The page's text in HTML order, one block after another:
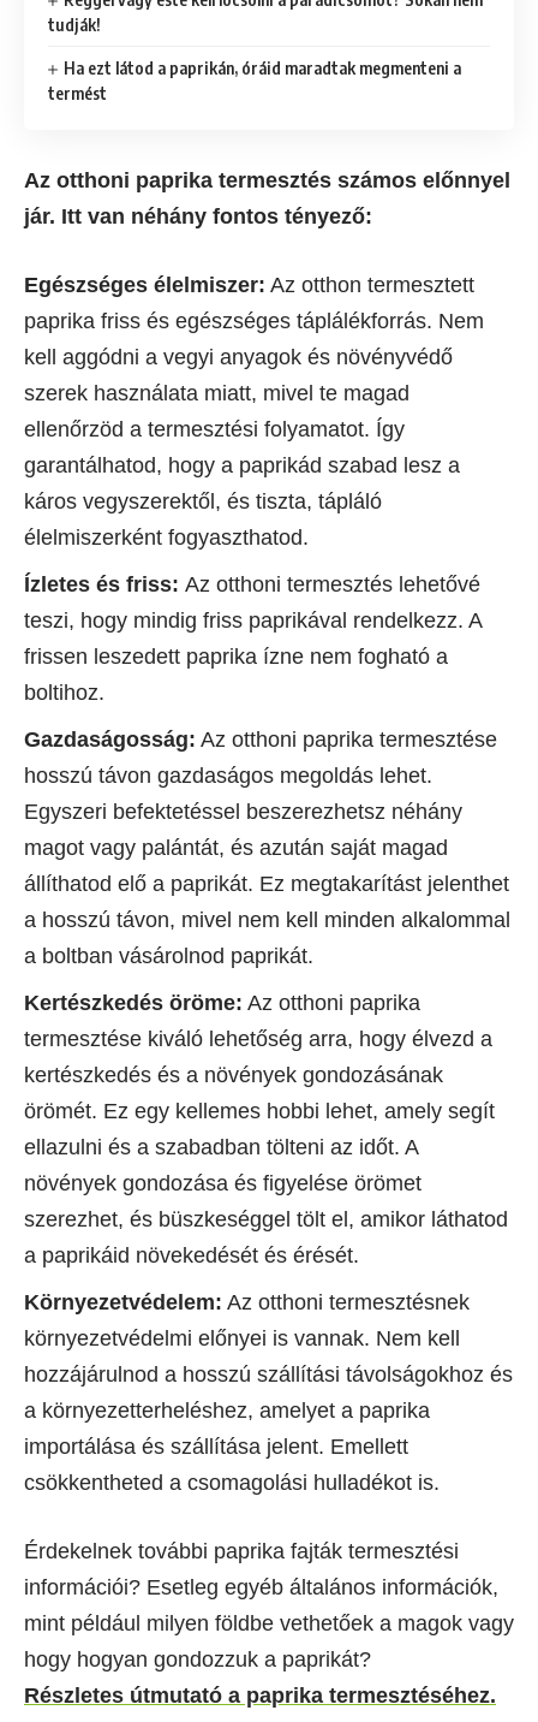
tudják!
Ha ezt látod a paprikán, óráid maradtak megmenteni a
termést
Az otthoni paprika termesztés számos előnnyel
jár. Itt van néhány fontos tényező:
Egészséges élelmiszer: Az otthon termesztett
paprika friss és egészséges táplálékforrás. Nem
kell aggódni a vegyi anyagok és növényvédő
szerek használata miatt, mivel te magad
ellenőrzöd a termesztési folyamatot. Így
garantálhatod, hogy a paprikád szabad lesz a
káros vegyszerektől, és tiszta, tápláló
élelmiszerként fogyaszthatod.
Ízletes és friss: Az otthoni termesztés lehetővé
teszi, hogy mindig friss paprikával rendelkezz. A
frissen leszedett paprika ízne nem fogható a
boltihoz.
Gazdaságosság: Az otthoni paprika termesztése
hosszú távon gazdaságos megoldás lehet.
Egyszeri befektetéssel beszerezhetsz néhány
magot vagy palántát, és azután saját magad
állíthatod elő a paprikát. Ez megtakarítást jelenthet
a hosszú távon, mivel nem kell minden alkalommal
a boltban vásárolnod paprikát.
Kertészkedés öröme: Az otthoni paprika
termesztése kiváló lehetőség arra, hogy élvezd a
kertészkedés és a növények gondozásának
örömét. Ez egy kellemes hobbi lehet, amely segít
ellazulni és a szabadban tölteni az időt. A
növények gondozása és figyelése örömet
szerezhet, és büszkeséggel tölt el, amikor láthatod
a paprikáid növekedését és érését.
Környezetvédelem: Az otthoni termesztésnek
környezetvédelmi előnyei is vannak. Nem kell
hozzájárulnod a hosszú szállítási távolságokhoz és
a környezetterheléshez, amelyet a paprika
importálása és szállítása jelent. Emellett
csökkentheted a csomagolási hulladékot is.
Érdekelnek további paprika fajták termesztési
információi? Esetleg egyéb általános információk,
mint például milyen földbe vethetőek a magok vagy
hogy hogyan gondozzuk a paprikát?
Részletes útmutató a paprika termesztéséhez.